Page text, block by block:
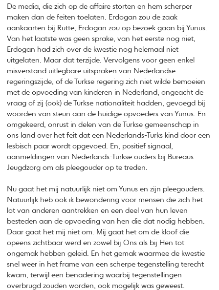
De media, die zich op de affaire storten en hem scherper
maken dan de feiten toelaten. Erdogan zou de zaak
aankaarten bij Rutte, Erdogan zou op bezoek gaan bij Yunus.
Van het laatste was geen sprake, van het eerste nog niet,
Erdogan had zich over de kwestie nog helemaal niet
uitgelaten. Maar dat terzijde. Vervolgens voor geen enkel
misverstand uitlegbare uitspraken van Nederlandse
regeringszijde, of de Turkse regering zich niet wilde bemoeien
met de opvoeding van kinderen in Nederland, ongeacht de
vraag of zij (ook) de Turkse nationaliteit hadden, gevoegd bij
woorden van steun aan de huidige opvoeders van Yunus. En
omgekeerd, onrust in delen van de Turkse gemeenschap in
ons land over het feit dat een Nederlands-Turks kind door een
lesbisch paar wordt opgevoed. En, positief signaal,
aanmeldingen van Nederlands-Turkse ouders bij Bureaus
Jeugdzorg om als pleegouder op te treden.
Nu gaat het mij natuurlijk niet om Yunus en zijn pleegouders.
Natuurlijk heb ook ik bewondering voor mensen die zich het
lot van anderen aantrekken en een deel van hun leven
besteden aan de opvoeding van hen die dat nodig hebben.
Daar gaat het mij niet om. Mij gaat het om de kloof die
opeens zichtbaar werd en zowel bij Ons als bij Hen tot
ongemak hebben geleid. En het gemak waarmee de kwestie
snel weer in het frame van een scherpe tegenstelling terecht
kwam, terwijl een benadering waarbij tegenstellingen
overbrugd zouden worden, ook mogelijk was geweest.